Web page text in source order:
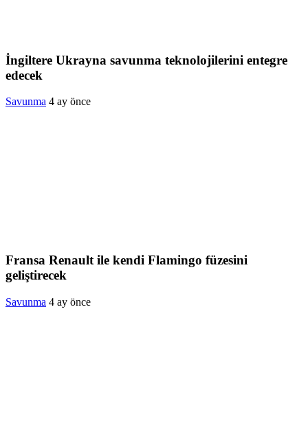
İngiltere Ukrayna savunma teknolojilerini entegre
edecek
Savunma 4 ay önce
Fransa Renault ile kendi Flamingo füzesini
geliştirecek
Savunma 4 ay önce